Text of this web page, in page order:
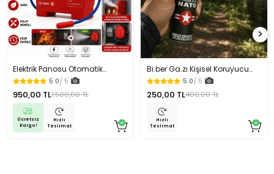
Elektrik Panosu Otomatik
Yangın Söndürücü Isıya
Duyarlı Sigorta Kutusu Yangın
Söndürme Cihazı
5.0/ 5
950,00 TL1.500,00 TL
Ücretsiz
Kargo!
Hızlı
Teslimat
Bi.ber Ga.zı Kişisel Koruyucu
Ekipman Savunma İçin
5.0/ 5
250,00 TL400,00 TL
Hızlı
Teslimat